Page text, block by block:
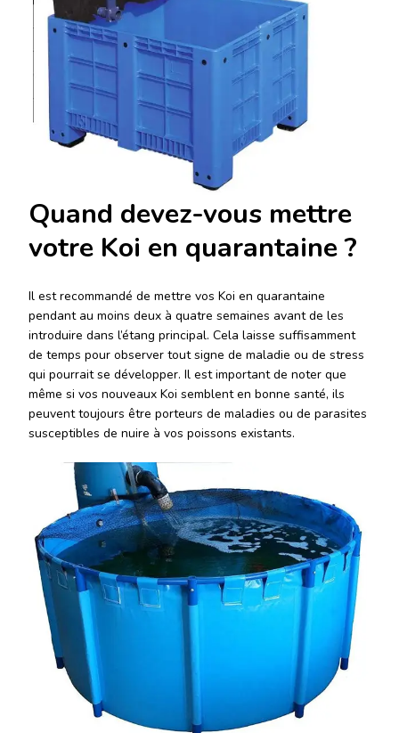
Quand devez-vous mettre
votre Koi en quarantaine ?
Il est recommandé de mettre vos Koi en quarantaine
pendant au moins deux à quatre semaines avant de les
introduire dans l’étang principal. Cela laisse suffisamment
de temps pour observer tout signe de maladie ou de stress
qui pourrait se développer. Il est important de noter que
même si vos nouveaux Koi semblent en bonne santé, ils
peuvent toujours être porteurs de maladies ou de parasites
susceptibles de nuire à vos poissons existants.